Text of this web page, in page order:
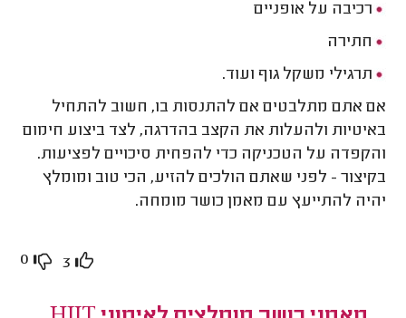
רכיבה על אופניים
חתירה
תרגילי משקל גוף ועוד.
אם אתם מתלבטים אם להתנסות בו, חשוב להתחיל
באיטיות ולהעלות את הקצב בהדרגה, לצד ביצוע חימום
והקפדה על הטכניקה כדי להפחית סיכויים לפציעות.
בקיצור - לפני שאתם הולכים להזיע, הכי טוב ומומלץ
יהיה להתייעץ עם מאמן כושר מומחה.
3
0